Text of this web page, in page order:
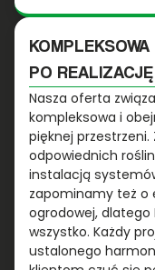
PO REALIZACJĘ
Nasza oferta
kompleksowa i
pięknej
odpowiednich
instalacją
zapominamy też o
ogrodowej, dlatego
wszystko. Każdy
ustalonego